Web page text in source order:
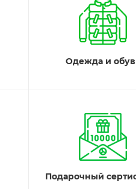
Одежда и
Подарочный